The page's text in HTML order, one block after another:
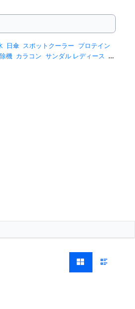
日傘 スポットクーラー プロテイン
機 カラコン サンダル レディース ス